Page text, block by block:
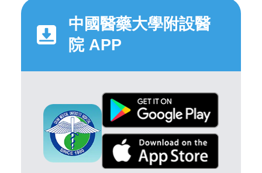
中國醫藥大學附設醫
院 APP